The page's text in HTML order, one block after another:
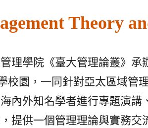
Theory
理學院《臺大管理論叢》
校園，一同針對亞太區域管
內外知名學者進行專題演
提供一個管理理論與實務交